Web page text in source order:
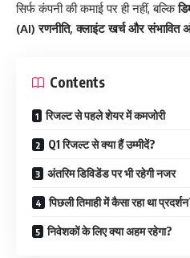
सिर्फ कंपनी की कमाई पर ही नहीं, बल्कि
(AI) रणनीति, क्लाइंट खर्च और संभावित
Contents
रिजल्ट से पहले शेयर में कमजोरी
Q1 रिजल्ट से क्या हैं उम्मीदें?
अंतरिम डिविडेंड पर भी रहेगी नजर
पिछली तिमाही में कैसा रहा था
निवेशकों के लिए क्या अहम रहेगा?